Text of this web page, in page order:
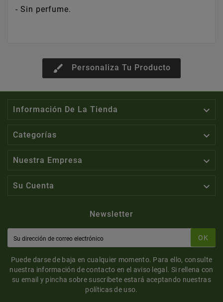
- Sin perfume.
brush Personaliza Tu Producto
Información De La Tienda 
Categorías 
Nuestra Empresa 
Su Cuenta 
Newsletter
OK
Puede darse de baja en cualquier momento. Para ello, consulte
nuestra información de contacto en el aviso legal. Si rellena con
su email y pincha sobre suscribete estará aceptando nuestras
políticas de uso.